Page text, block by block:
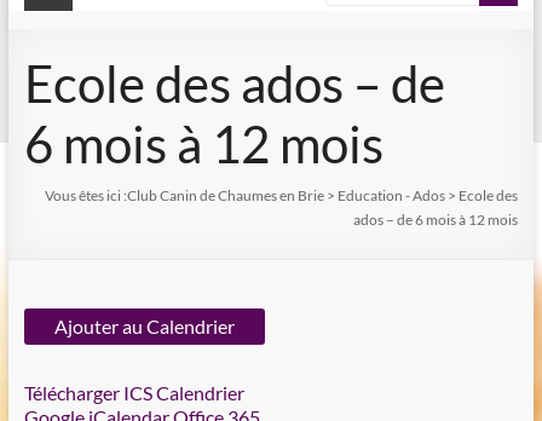
Ecole des ados – de
6 mois à 12 mois
Vous êtes ici :Club Canin de Chaumes en Brie > Education - Ados > Ecole des
ados – de 6 mois à 12 mois
Ajouter au Calendrier
Télécharger ICSCalendrier